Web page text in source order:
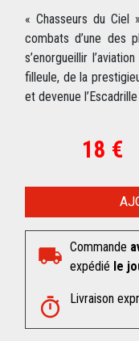
« Chasseurs du
combats d’une des
s’enorgueillir
filleule, de la
et devenue
18 €
Commande
expédié le
Livraison